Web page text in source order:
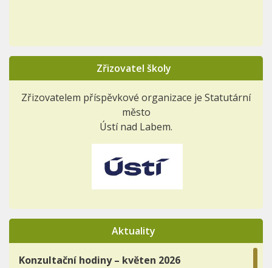
Zřizovatel školy
Zřizovatelem příspěvkové organizace je Statutární
město
Ústí nad Labem.
Aktuality
Konzultační hodiny – květen 2026